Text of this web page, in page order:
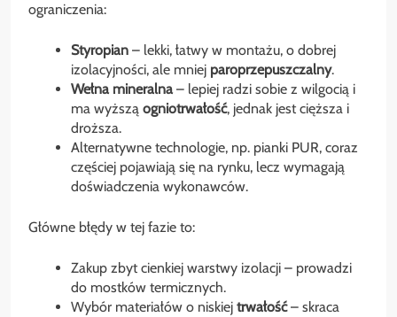
ograniczenia:
Styropian – lekki, łatwy w montażu, o dobrej
izolacyjności, ale mniej paroprzepuszczalny.
Wełna mineralna– lepiej radzi sobie z wilgocią i
ma wyższą ogniotrwałość, jednak jest cięższa i
droższa.
Alternatywne technologie, np. pianki PUR, coraz
częściej pojawiają się na rynku, lecz wymagają
doświadczenia wykonawców.
Główne błędy w tej fazie to:
Zakup zbyt cienkiej warstwy izolacji – prowadzi
do mostków termicznych.
Wybór materiałów o niskiej trwałość– skraca